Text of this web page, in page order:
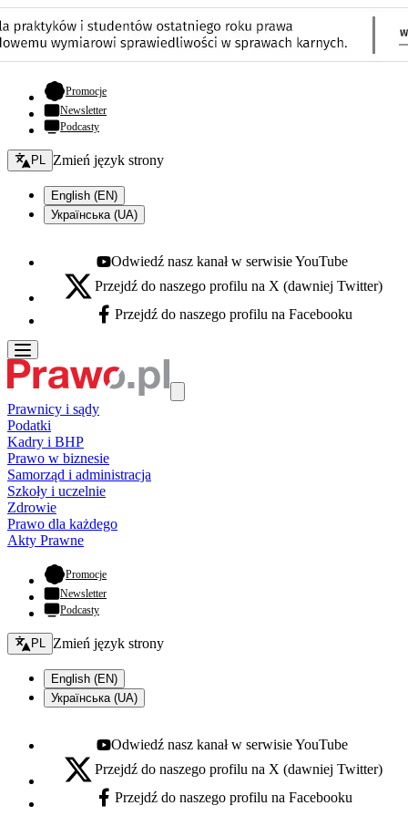
Promocje- otwiera się w nowej karcie
Newsletter
Podcasty
Zmień język - bieżący:
PL Zmień język strony
English (EN)
Українська (UA)
Youtube - otwiera się w nowej karcie
Odwiedź nasz kanał w serwisie YouTube
X - otwiera się w nowej karcie
Przejdź do naszego profilu na X (dawniej Twitter)
Facebook - otwiera się w nowej karcie
Przejdź do naszego profilu na Facebooku
Prawnicy i sądy
Podatki
Kadry i BHP
Prawo w biznesie
Samorząd i administracja
Szkoły i uczelnie
Zdrowie
Prawo dla każdego
Akty Prawne
Promocje- otwiera się w nowej karcie
Newsletter
Podcasty
Zmień język - bieżący:
PL Zmień język strony
English (EN)
Українська (UA)
Youtube - otwiera się w nowej karcie
Odwiedź nasz kanał w serwisie YouTube
X - otwiera się w nowej karcie
Przejdź do naszego profilu na X (dawniej Twitter)
Facebook - otwiera się w nowej karcie
Przejdź do naszego profilu na Facebooku